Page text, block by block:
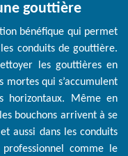
gouttière
bénéfique qui permet
conduits de gouttière.
les gouttières en
mortes qui s’accumulent
horizontaux. Même en
bouchons arrivent à se
aussi dans les conduits
comme le